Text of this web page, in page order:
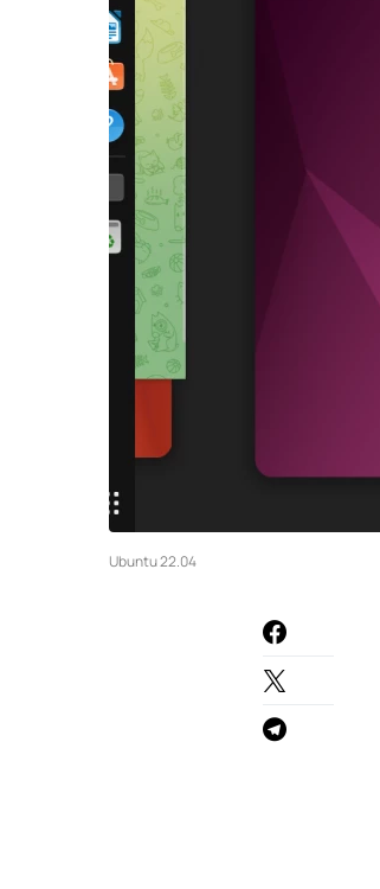
Ubuntu 22.04